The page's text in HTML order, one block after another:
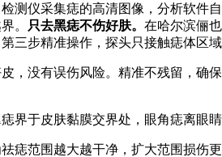
测仪采集痣的高清图像，分析软件
。
只去黑痣不伤好肤。 在哈尔滨俪
三步精准操作，探头只接触痣体区
，没有误伤风险。精准不残留，确
界于皮肤黏膜交界处，眼角痣离眼
痣范围越大越干净，扩大范围损伤